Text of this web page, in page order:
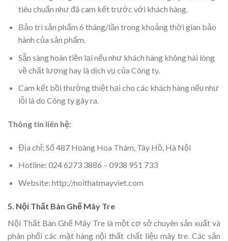
tiêu chuẩn như đã cam kết trước với khách hàng.
Bảo trì sản phẩm 6 tháng/lần trong khoảng thời gian bảo
hành của sản phẩm.
Sẵn sàng hoàn tiền lại nếu như khách hàng không hài lòng
về chất lượng hay là dịch vụ của Công ty.
Cam kết bồi thường thiệt hại cho các khách hàng nếu như
lỗi là do Công ty gây ra.
Thông tin liên hệ:
Địa chỉ: Số 487 Hoàng Hoa Thám, Tây Hồ, Hà Nội
Hotline: 024 6273 3886 – 0938 951 733
Website: http://noithatmayviet.com
5. Nội Thất Bàn Ghế Mây Tre
Nội Thất Bàn Ghế Mây Tre là một cơ sở chuyên sản xuất và
phân phối các mặt hàng nội thất chất liệu mây tre. Các sản